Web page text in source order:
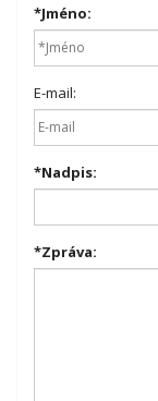
*Jméno:
E-mail:
*Nadpis:
*Zpráva: